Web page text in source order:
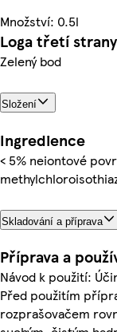
Množství: 0.5l
Loga třetí strany
Zelený bod
Složení
Ingredience
< 5% neiontové
Skladování a příprava
Příprava a
Návod k použití:
Před použitím
rozprašovačem